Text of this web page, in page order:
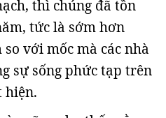
thì chúng đã tồn
tức là sớm hơn
với mốc mà các nhà
sự sống phức tạp trên
hiện.